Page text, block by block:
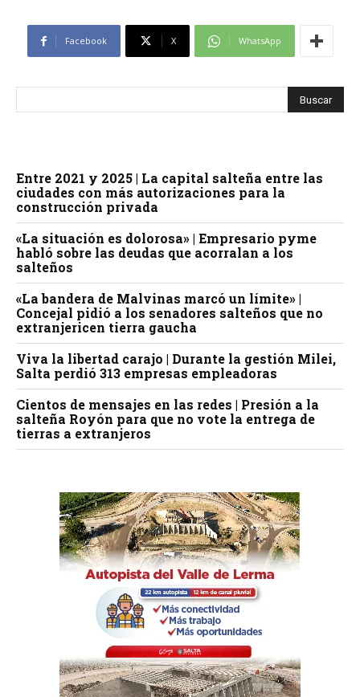
Facebook X WhatsApp
Entre 2021 y 2025 | La capital salteña entre las
ciudades con más autorizaciones para la
construcción privada
«La situación es dolorosa» | Empresario pyme
habló sobre las deudas que acorralan a los
salteños
«La bandera de Malvinas marcó un límite» |
Concejal pidió a los senadores salteños que no
extranjericen tierra gaucha
Viva la libertad carajo | Durante la gestión Milei,
Salta perdió 313 empresas empleadoras
Cientos de mensajes en las redes | Presión a la
salteña Royón para que no vote la entrega de
tierras a extranjeros